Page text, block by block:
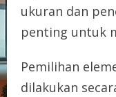
ukuran dan
penting untuk
Pemilihan
dilakukan